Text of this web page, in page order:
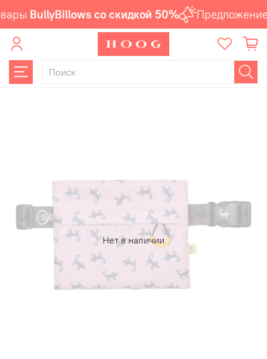
BullyBillows со скидкой 50% Предложение
Нет в наличии